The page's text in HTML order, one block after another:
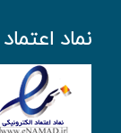
نماد اعتماد